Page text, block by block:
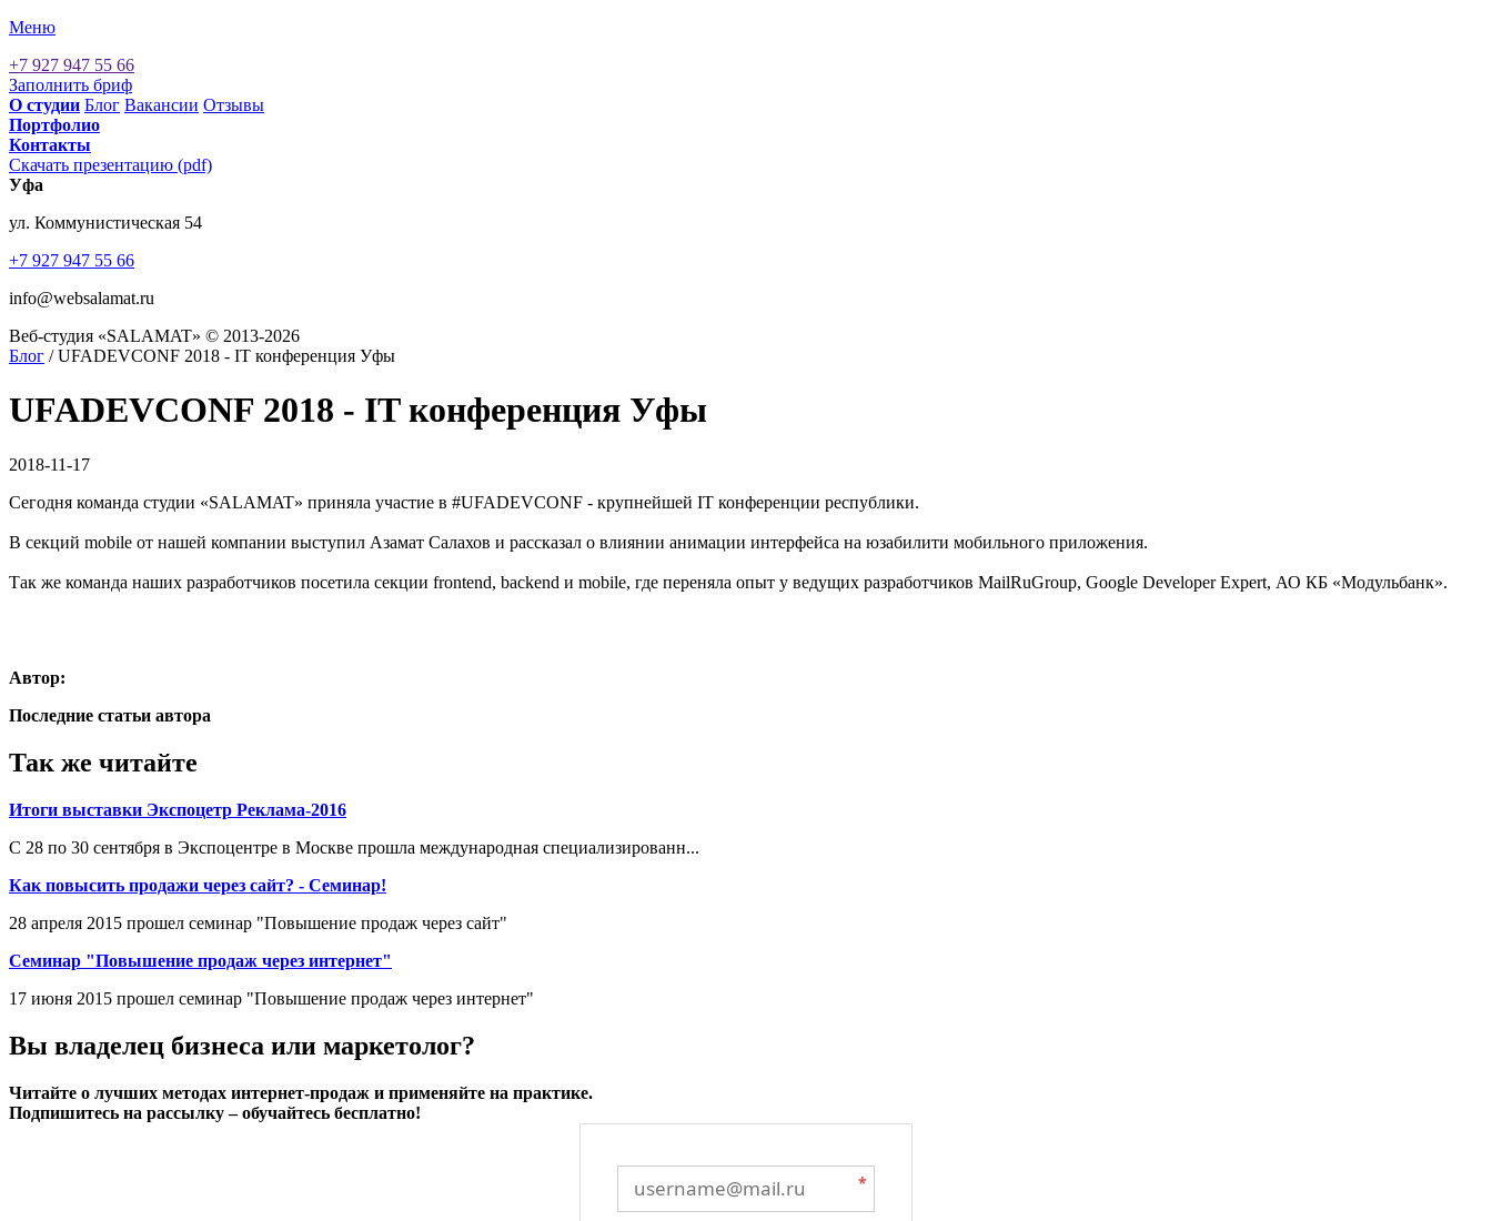
Меню
+7 927 947 55 66
Заполнить бриф
О cтудии Блог Вакансии Отзывы
Портфолио
Контакты
Скачать презентацию (pdf)
Уфа
ул. Коммунистическая 54
+7 927 947 55 66
info@websalamat.ru
Веб-студия «SALAMAT» © 2013-2026
Блог / UFADEVCONF 2018 - IT конференция Уфы
UFADEVCONF 2018 - IT конференция Уфы
2018-11-17
Сегодня команда студии «SALAMAT» приняла участие в #UFADEVCONF - крупнейшей IT конференции республики.
В секций mobile от нашей компании выступил Азамат Салахов и рассказал о влиянии анимации интерфейса на юзабилити мобильного приложения.
Так же команда наших разработчиков посетила секции frontend, backend и mobile, где переняла опыт у ведущих разработчиков MailRuGroup, Google Developer Expert, АО КБ «Модульбанк».
Автор:
Последние статьи автора
Так же читайте
Итоги выставки Экспоцетр Реклама-2016
С 28 по 30 сентября в Экспоцентре в Москве прошла международная специализированн...
Как повысить продажи через сайт? - Семинар!
28 апреля 2015 прошел семинар "Повышение продаж через сайт"
Семинар "Повышение продаж через интернет"
17 июня 2015 прошел семинар "Повышение продаж через интернет"
Вы владелец бизнеса или маркетолог?
Читайте о лучших методах интернет-продаж и применяйте на практике.
Подпишитесь на рассылку – обучайтесь бесплатно!
*